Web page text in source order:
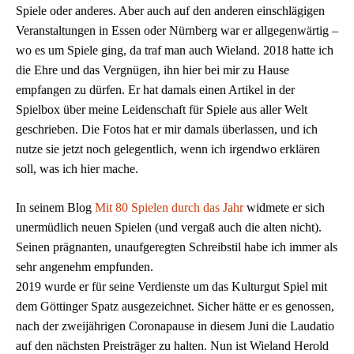
Spiele oder anderes. Aber auch auf den anderen einschlägigen
Veranstaltungen in Essen oder Nürnberg war er allgegenwärtig –
wo es um Spiele ging, da traf man auch Wieland. 2018 hatte ich
die Ehre und das Vergnügen, ihn hier bei mir zu Hause
empfangen zu dürfen. Er hat damals einen Artikel in der
Spielbox über meine Leidenschaft für Spiele aus aller Welt
geschrieben. Die Fotos hat er mir damals überlassen, und ich
nutze sie jetzt noch gelegentlich, wenn ich irgendwo erklären
soll, was ich hier mache.
In seinem Blog Mit 80 Spielen durch das Jahrwidmete er sich
unermüdlich neuen Spielen (und vergaß auch die alten nicht).
Seinen prägnanten, unaufgeregten Schreibstil habe ich immerals
sehr angenehm empfunden.
2019 wurde er für seine Verdienste um das Kulturgut Spiel mit
dem Göttinger Spatz ausgezeichnet. Sicher hätte er es genossen,
nach der zweijährigen Coronapause in diesem Juni die Laudatio
auf den nächsten Preisträger zu halten. Nun ist Wieland Herold